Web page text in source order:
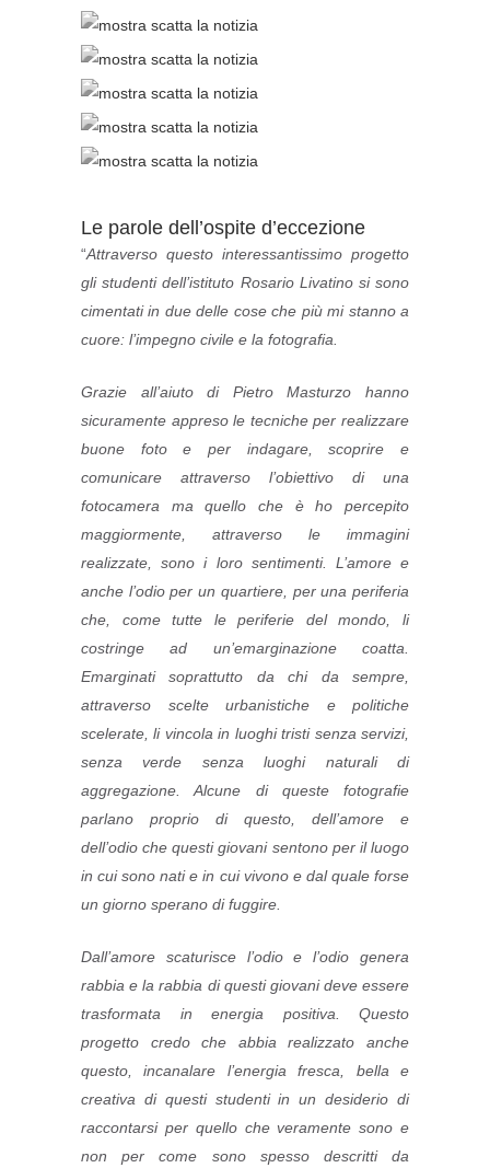
Le parole dell’ospite d’eccezione
“Attraverso questo interessantissimo progetto
gli studenti dell’istituto Rosario Livatino si sono
cimentati in due delle cose che più mi stanno a
cuore: l’impegno civile e la fotografia.
Grazie all’aiuto di Pietro Masturzo hanno
sicuramente appreso le tecniche per realizzare
buone foto e per indagare, scoprire e
comunicare attraverso l’obiettivo di una
fotocamera ma quello che è ho percepito
maggiormente, attraverso le immagini
realizzate, sono i loro sentimenti. L’amore e
anche l’odio per un quartiere, per una periferia
che, come tutte le periferie del mondo, li
costringe ad un’emarginazione coatta.
Emarginati soprattutto da chi da sempre,
attraverso scelte urbanistiche e politiche
scelerate, li vincola in luoghi tristi senza servizi,
senza verde senza luoghi naturali di
aggregazione. Alcune di queste fotografie
parlano proprio di questo, dell’amore e
dell’odio che questi giovani sentono per il luogo
in cui sono nati e in cui vivono e dal quale forse
un giorno sperano di fuggire.
Dall’amore scaturisce l’odio e l’odio genera
rabbia e la rabbia di questi giovani deve essere
trasformata in energia positiva. Questo
progetto credo che abbia realizzato anche
questo, incanalare l’energia fresca, bella e
creativa di questi studenti in un desiderio di
raccontarsi per quello che veramente sono e
non per come sono spesso descritti da